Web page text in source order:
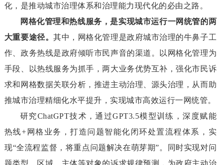
化，是推动城市治理体系和治理能力现代化的必由之路。
网格化管理和热线服务，是实现城市运行一网统管的两
大重要途径。其中，网格化管理是政府城市治理的牛鼻子工
作、政务热线是政府倾听市民声音的渠道。以网格化管理为
手段、以热线服务为抓手，两大业务优势互补，强化市民诉
求和网格数据关联分析，推进主动治理、源头治理，从而助
推城市治理精细化水平提升，实现城市高效运行一网统管。
研究ChatGPT技术，通过GPT3.5模型训练，深度赋能
热线+网格业务，打造问题智能化闭环处置流程体系，实
现“全流程监督，将重点问题解决在萌芽期”。同时实现对问
题类型、区域、主体等对象的诉求规律预测，为政府主动治